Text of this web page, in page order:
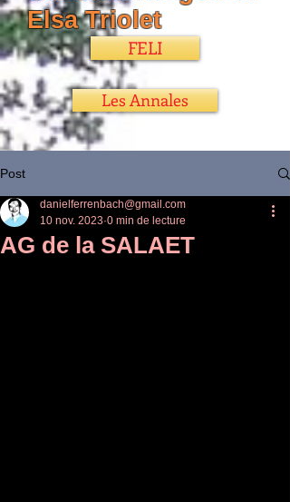
Elsa Triolet
FELI
Les Annales
Post
AG de la SALAET
danielferrenbach@gmail.com
10 nov. 2023 0 min de lecture